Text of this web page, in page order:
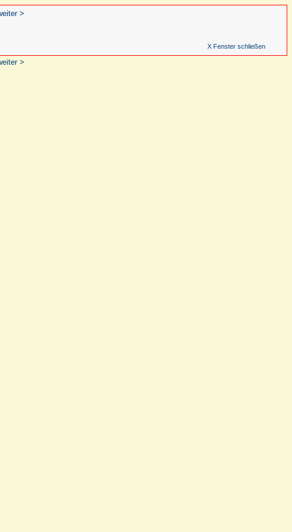
>
X Fenster schließen
>